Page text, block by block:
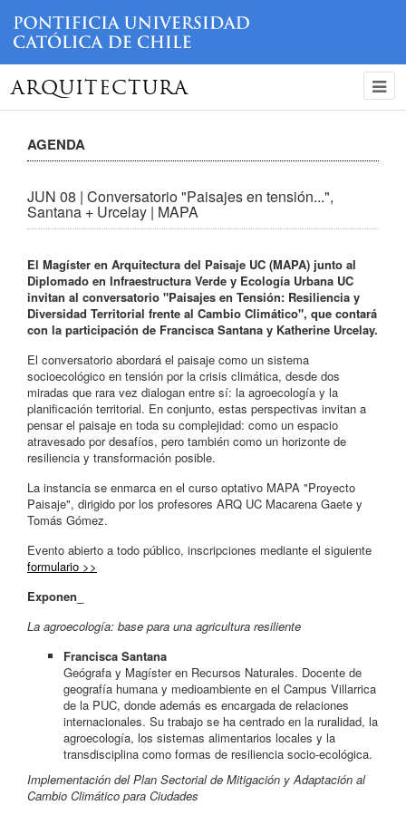
ARQUITECTURA
AGENDA
JUN 08 | Conversatorio "Paisajes en tensión...",
Santana + Urcelay | MAPA
El Magíster en Arquitectura del Paisaje UC (MAPA) junto al
Diplomado en Infraestructura Verde y Ecología Urbana UC
invitan al conversatorio "Paisajes en Tensión: Resiliencia y
Diversidad Territorial frente al Cambio Climático", que contará
con la participación de Francisca Santana y Katherine Urcelay.
El conversatorio abordará el paisaje como un sistema
socioecológico en tensión por la crisis climática, desde dos
miradas que rara vez dialogan entre sí: la agroecología y la
planificación territorial. En conjunto, estas perspectivas invitan a
pensar el paisaje en toda su complejidad: como un espacio
atravesado por desafíos, pero también como un horizonte de
resiliencia y transformación posible.
La instancia se enmarca en el curso optativo MAPA "Proyecto
Paisaje", dirigido por los profesores ARQ UC Macarena Gaete y
Tomás Gómez.
Evento abierto a todo público, inscripciones mediante el siguiente
formulario >>
Exponen_
La agroecología: base para una agricultura resiliente
Francisca Santana
Geógrafa y Magíster en Recursos Naturales. Docente de
geografía humana y medioambiente en el Campus Villarrica
de la PUC, donde además es encargada de relaciones
internacionales. Su trabajo se ha centrado en la ruralidad, la
agroecología, los sistemas alimentarios locales y la
transdisciplina como formas de resiliencia socio-ecológica.
Implementación del Plan Sectorial de Mitigación y Adaptación al
Cambio Climático para Ciudades